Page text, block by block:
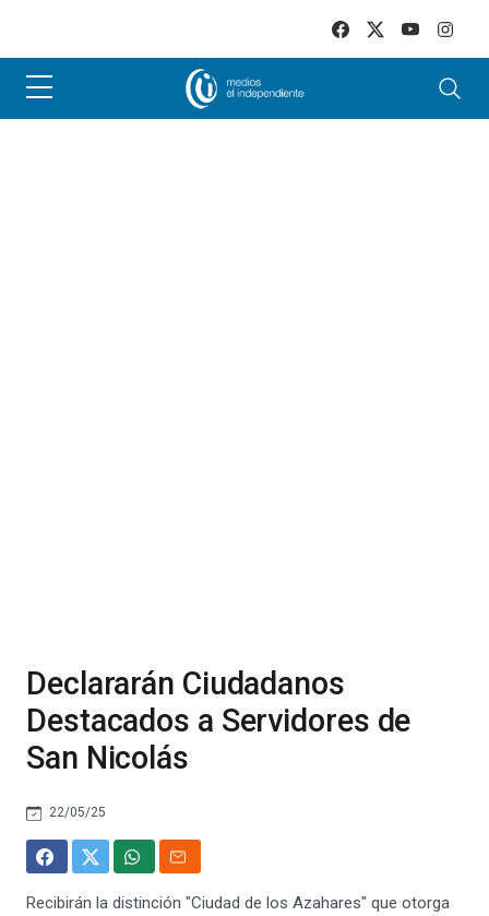
Declararán Ciudadanos
Destacados a Servidores de
San Nicolás
22/05/25
Recibirán la distinción "Ciudad de los Azahares" que otorga